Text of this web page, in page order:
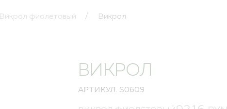
О компании
Доставка
Контакты
Викрол фиолетовый Викрол
ВИКРОЛ
АРТИКУЛ: S0609